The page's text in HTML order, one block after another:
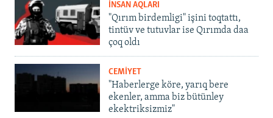
İNSAN AQLARI
"Qırım birdemligi" işini toqtattı,
tintüv ve tutuvlar ise Qırımda daa
çoq oldı
CEMİYET
"Haberlerge köre, yarıq bere
ekenler, amma biz bütünley
ekektriksizmiz"